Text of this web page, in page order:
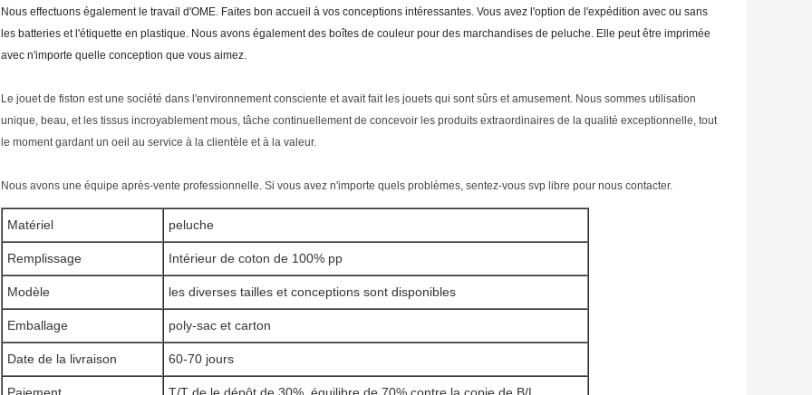
Nous effectuons également le travail d'OME. Faites bon accueil à vos conceptions intéressantes. Vous avez l'option de l'expédition avec ou sans
les batteries et l'étiquette en plastique. Nous avons également des boîtes de couleur pour des marchandises de peluche. Elle peut être imprimée
avec n'importe quelle conception que vous aimez.
Le jouet de fiston est une société dans l'environnement consciente et avait fait les jouets qui sont sûrs et amusement. Nous sommes utilisation
unique, beau, et les tissus incroyablement mous, tâche continuellement de concevoir les produits extraordinaires de la qualité exceptionnelle, tout
le moment gardant un oeil au service à la clientèle et à la valeur.
Nous avons une équipe après-vente professionnelle. Si vous avez n'importe quels problèmes, sentez-vous svp libre pour nous contacter.
Matériel peluche
Remplissage Intérieur de coton de 100% pp
Modèle les diverses tailles et conceptions sont disponibles
Emballage poly-sac et carton
Date de la livraison 60-70 jours